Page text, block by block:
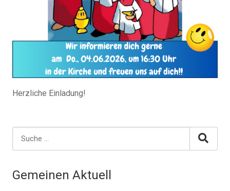
Herzliche Einladung!
Gemeinen Aktuell